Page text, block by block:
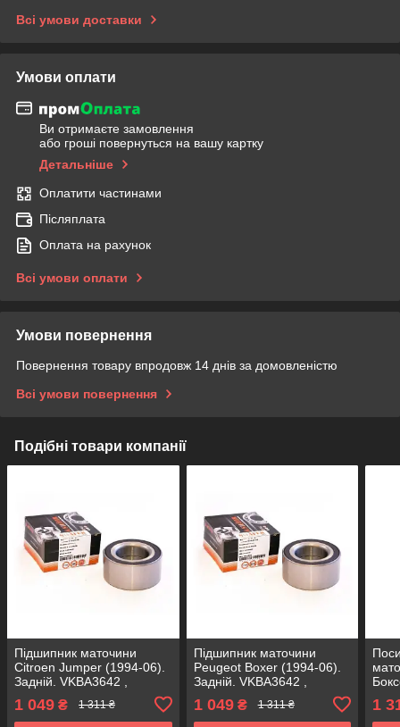
Всі умови доставки
Умови оплати
Ви отримаєте замовлення
або гроші повернуться на вашу картку
Детальніше
Оплатити частинами
Післяплата
Оплата на рахунок
Всі умови оплати
Умови повернення
Повернення товару впродовж 14 днів за домовленістю
Всі умови повернення
Подібні товари компанії
Підшипник маточини
Citroen Jumper (1994-06).
Задній. VKBA3642 ,
SHAFER Австрія
1 049 ₴ 1 311 ₴
Підшипник маточини
Peugeot Boxer (1994-06).
Задній. VKBA3642 ,
SHAFER Австрія
1 049₴ 1 311 ₴
,1